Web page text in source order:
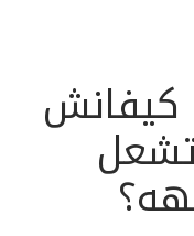
كيفانش
تشعل